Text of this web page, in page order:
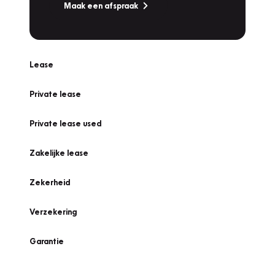
Maak een afspraak
Lease
Private lease
Private lease used
Zakelijke lease
Zekerheid
Verzekering
Garantie